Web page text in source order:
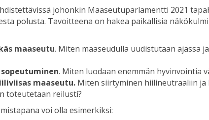
johonkin Maaseutuparlamentti 2021
polusta. Tavoitteena on hakea paikallisia
maaseutu. Miten maaseudulla uudistutaan ajassa
. Miten luodaan enemmän hyvinvointia
maaseutu. Miten siirtyminen hiilineutraaliin
toteutetaan reilusti?
voi olla esimerkiksi: